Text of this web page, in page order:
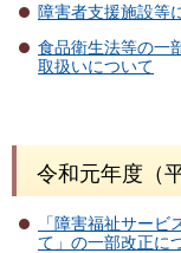
障害者支援施設等
食品衛生法等の一
取扱いについて
令和元年度（
「障害福祉サー
て」の一部改正に